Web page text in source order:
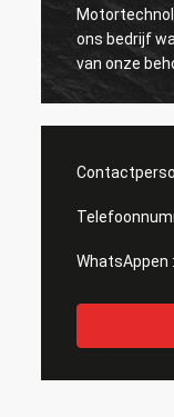
ons bedrijf
van onze
onze
WhatsAppen :